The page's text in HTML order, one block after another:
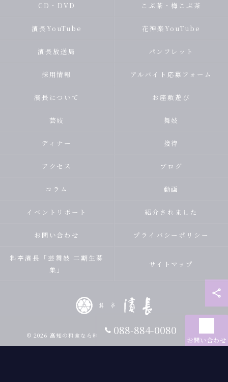
088-884-0080
お問い合わせ
CD・DVD こぶ茶・梅こぶ茶
濱長YouTube 花神楽YouTube
濱長放送局 パンフレット
採用情報 アルバイト応募フォーム
濱長について お座敷遊び
芸妓 舞妓
ディナー 接待
アクセス ブログ
コラム 動画
イベントリポート 紹介されました
お問い合わせ プライバシーポリシー
料亭濱長「芸舞妓 二期生募
集」
サイトマップ
© 2026 高知の和食なら料亭 濱長 ALL RIGHTS RESERVED.